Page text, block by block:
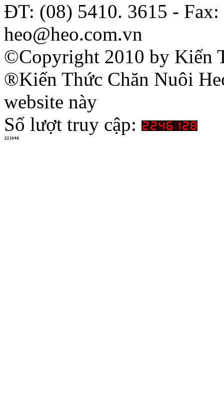
ĐT: (08) 5410. 3615 -
heo@heo.com.vn
©Copyright 2010 by Kiến
®Kiến Thức Chăn Nuôi
website này
Số lượt truy cập: